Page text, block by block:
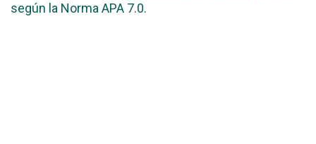
según la Norma APA 7.0.